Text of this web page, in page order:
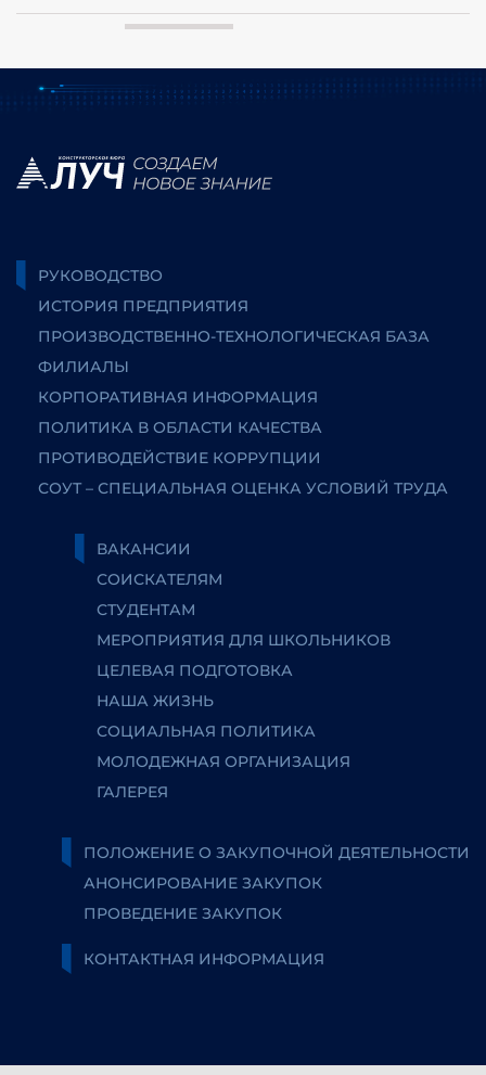
РУКОВОДСТВО
ИСТОРИЯ ПРЕДПРИЯТИЯ
ПРОИЗВОДСТВЕННО-ТЕХНОЛОГИЧЕСКАЯ БАЗА
ФИЛИАЛЫ
КОРПОРАТИВНАЯ ИНФОРМАЦИЯ
ПОЛИТИКА В ОБЛАСТИ КАЧЕСТВА
ПРОТИВОДЕЙСТВИЕ КОРРУПЦИИ
СОУТ – СПЕЦИАЛЬНАЯ ОЦЕНКА УСЛОВИЙ ТРУДА
ВАКАНСИИ
СОИСКАТЕЛЯМ
СТУДЕНТАМ
МЕРОПРИЯТИЯ ДЛЯ ШКОЛЬНИКОВ
ЦЕЛЕВАЯ ПОДГОТОВКА
НАША ЖИЗНЬ
СОЦИАЛЬНАЯ ПОЛИТИКА
МОЛОДЕЖНАЯ ОРГАНИЗАЦИЯ
ГАЛЕРЕЯ
ПОЛОЖЕНИЕ О ЗАКУПОЧНОЙ ДЕЯТЕЛЬНОСТИ
АНОНСИРОВАНИЕ ЗАКУПОК
ПРОВЕДЕНИЕ ЗАКУПОК
КОНТАКТНАЯ ИНФОРМАЦИЯ